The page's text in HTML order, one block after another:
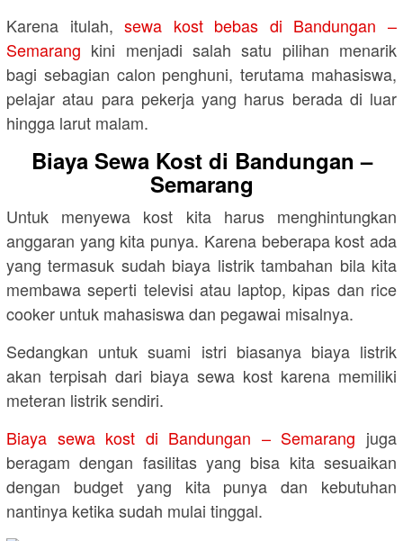
Karena itulah,sewa kost bebas di Bandungan –
Semarang kini menjadi salah satu pilihan menarik
bagi sebagian calon penghuni, terutama mahasiswa,
pelajar atau para pekerja yang harus berada di luar
hingga larut malam.
Biaya Sewa Kost di Bandungan –
Semarang
Untuk menyewa kost kita harus menghintungkan
anggaran yang kita punya. Karena beberapa kost ada
yang termasuk sudah biaya listrik tambahan bila kita
membawa seperti televisi atau laptop, kipas dan rice
cooker untuk mahasiswa dan pegawai misalnya.
Sedangkan untuk suami istri biasanya biaya listrik
akan terpisah dari biaya sewa kost karena memiliki
meteran listrik sendiri.
Biaya sewa kost di Bandungan – Semarang juga
beragam dengan fasilitas yang bisa kita sesuaikan
dengan budget yang kita punya dan kebutuhan
nantinya ketika sudah mulai tinggal.